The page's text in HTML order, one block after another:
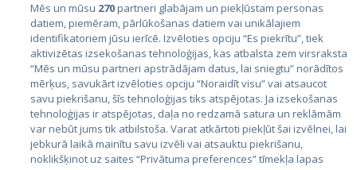
kuras — visretāk apmeklētās, kā arī izzināt
to, kā apmeklētāji pārvietojas mūsu vietnē.
Visa sīkfailu savāktā informācija ir
sakopota, tāpēc tā ir anonīma. Ja
nepiekritīsiet šo sīkfailu izmantošanai, mēs
nezināsim, kad jūs apmeklējāt mūsu vietni.
Veiktspējas
sīkfaili
getapro.lv
Latvijas Republikas tiesu jurisdikcijā.
Izmaiņas
GetaPro patur tiesības mainīt vai atjaunot šos
Lietošanas noteikumus jebkurā laikā un pēc
saviem ieskatiem, bez jebkādiem Lietotāju
Valstis
Igaunija
Latvija
Lietuva
Mēs un mūsu 270partneri glabājam un piekļūstam personas
datiem, piemēram, pārlūkošanas datiem vai unikālajiem
identifikatoriem jūsu ierīcē. Izvēloties opciju “Es piekrītu”, tiek
aktivizētas izsekošanas tehnoloģijas, kas atbalsta zem virsraksta
“Mēs un mūsu partneri apstrādājam datus, lai sniegtu” norādītos
mērķus, savukārt izvēloties opciju “Noraidīt visu” vai atsaucot
savu piekrišanu, šīs tehnoloģijas tiks atspējotas. Ja izsekošanas
tehnoloģijas ir atspējotas, daļa no redzamā satura un reklāmām
var nebūt jums tik atbilstoša. Varat atkārtoti piekļūt šai izvēlnei, lai
jebkurā laikā mainītu savu izvēli vai atsauktu piekrišanu,
noklikšķinot uz saites “Privātuma preferences” tīmekļa lapas